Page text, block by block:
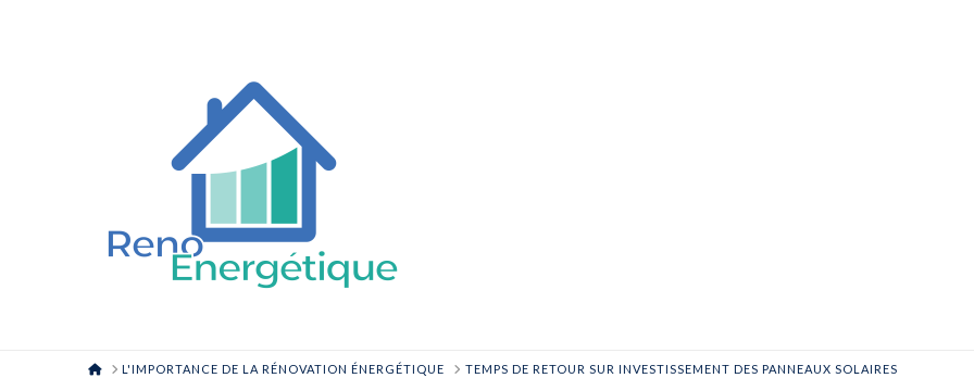
HOMEL'IMPORTANCE DE LA RÉNOVATION ÉNERGÉTIQUE TEMPS DE RETOUR SUR INVESTISSEMENT DES PANNEAUX SOLAIRES